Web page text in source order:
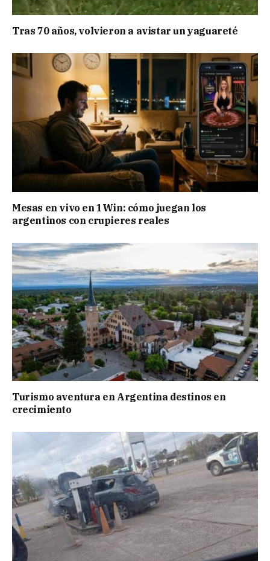
Tras 70 años, volvieron a avistar un yaguareté
Mesas en vivo en 1Win: cómo juegan los
argentinos con crupieres reales
Turismo aventura en Argentina destinos en
crecimiento